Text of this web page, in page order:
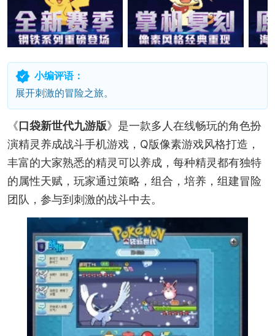
小编评语：
展开刺激的冒险之旅。
《口袋新世代九游版》是一款多人在线畅玩的角色扮
演精灵养成战斗手机游戏，Q版像素游戏风格打造，
丰富的大家熟悉的精灵可以养成，每种精灵都有独特
的属性天赋，玩家通过策略，组合，培养，组建冒险
团队，参与到刺激的战斗中去。